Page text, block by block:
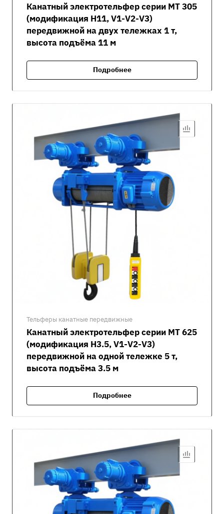
Канатный электротельфер серии MT 305
(модификация H11, V1-V2-V3)
передвижной на двух тележках 1 т,
высота подъёма 11 м
Подробнее
Тельферы канатные передвижные
Канатный электротельфер серии MT 625
(модификация H3.5, V1-V2-V3)
передвижной на одной тележке 5 т,
высота подъёма 3.5 м
Подробнее